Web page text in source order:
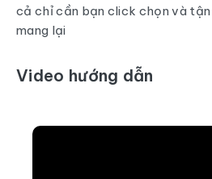
cả chỉ cần bạn click chọn và
mang lại
Video hướng dẫn